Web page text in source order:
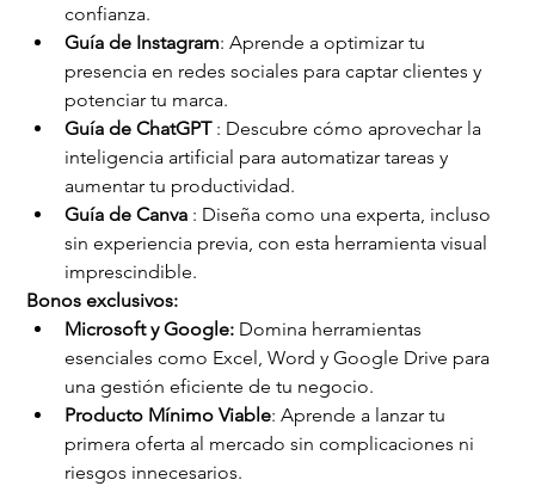
confianza.
Guía de Instagram: Aprende a optimizar tu
presencia en redes sociales para captar clientes y
potenciar tu marca.
Guía de ChatGPT : Descubre cómo aprovechar la
inteligencia artificial para automatizar tareas y
aumentar tu productividad.
Guía de Canva : Diseña como una experta, incluso
sin experiencia previa, con esta herramienta visual
imprescindible.
Bonos exclusivos:
Microsoft y Google: Domina herramientas
esenciales como Excel, Word y Google Drive para
una gestión eficiente de tu negocio.
Producto Mínimo Viable: Aprende a lanzar tu
primera oferta al mercado sin complicaciones ni
riesgos innecesarios.